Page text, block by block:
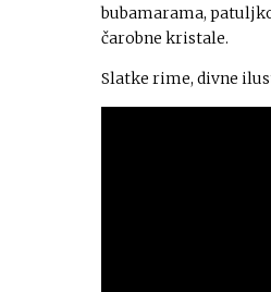
bubamarama,
čarobne kristale.
Slatke rime, divne